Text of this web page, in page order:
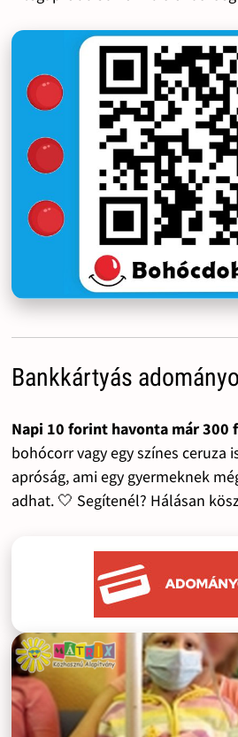
Bankkártyás
Napi 10 forint havonta már 300
bohócorr vagy egy színes ceruza
apróság, ami egy gyermeknek
adhat. 🤍 Segítenél? Hálásan